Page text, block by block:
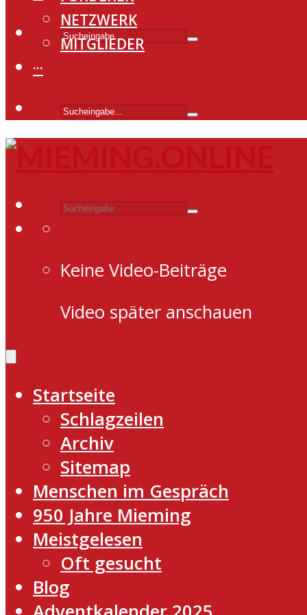
NETZWERK
MITGLIEDER
···
Keine Video-Beiträge
Video später anschauen
Startseite
Schlagzeilen
Archiv
Sitemap
Menschen im Gespräch
950 Jahre Mieming
Meistgelesen
Oft gesucht
Blog